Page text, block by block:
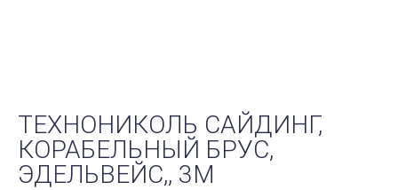
ТЕХНОНИКОЛЬ САЙДИНГ,
КОРАБЕЛЬНЫЙ БРУС,
ЭДЕЛЬВЕЙС,, 3М